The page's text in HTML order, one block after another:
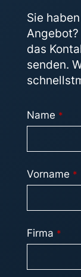
Sie
Angebot?
das
senden.
Name *
Vorname *
Firma *